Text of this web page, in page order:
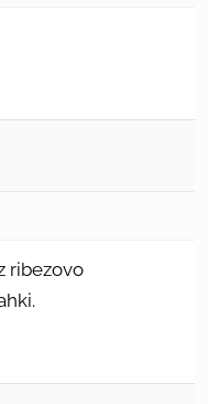
ribezovo